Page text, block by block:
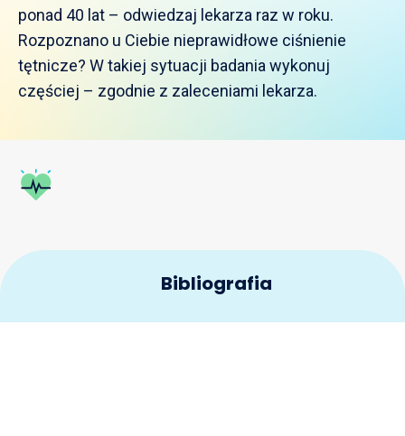
ponad 40 lat – odwiedzaj lekarza raz w roku.
Rozpoznano u Ciebie nieprawidłowe ciśnienie
tętnicze? W takiej sytuacji badania wykonuj
częściej – zgodnie z zaleceniami lekarza.
Bibliografia